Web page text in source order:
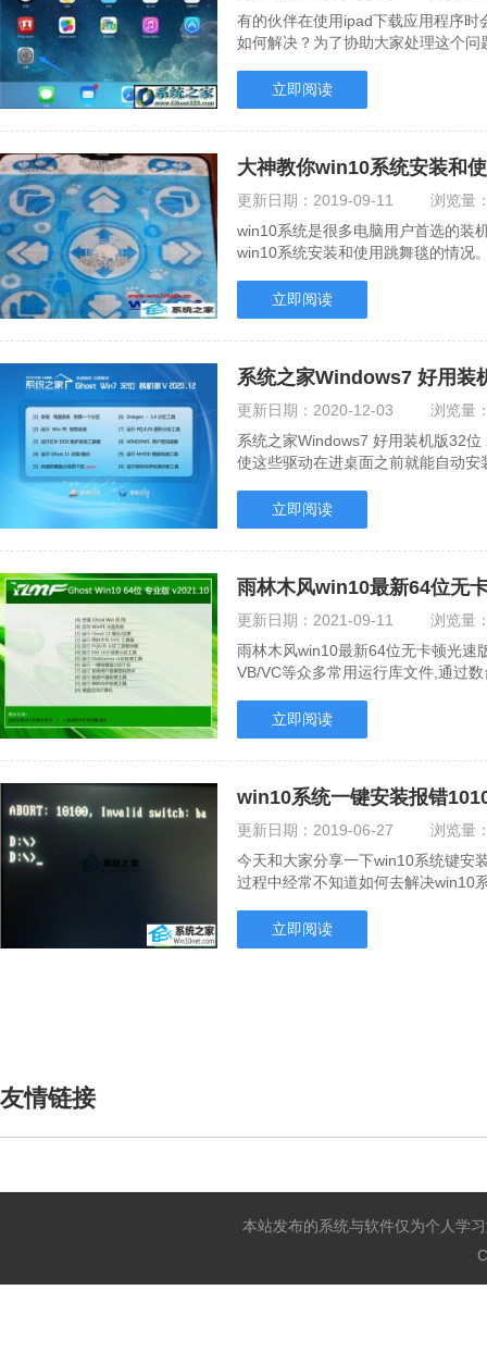
有的伙伴在使用ipad下载应用程序
如何解决？为了协助大家处理这个
立即阅读
大神教你win10系统安装和
更新日期： 2019-09-11
浏览量
win10系统是很多电脑用户首选的装
win10系统安装和使用跳舞毯的情况
立即阅读
系统之家Windows7 好用装
更新日期： 2020-12-03
浏览量
系统之家Windows7 好用装机版32
使这些驱动在进桌面之前就能自动
立即阅读
雨林木风win10最新64位无
更新日期： 2021-09-11
浏览量
雨林木风win10最新64位无卡顿光速
VB/VC等众多常用运行库文件,通过
立即阅读
win10系统一键安装报错
更新日期： 2019-06-27
浏览量
今天和大家分享一下win10系统键安
过程中经常不知道如何去解决win10
立即阅读
友情链接
本站发布的系统与软件仅为个人学